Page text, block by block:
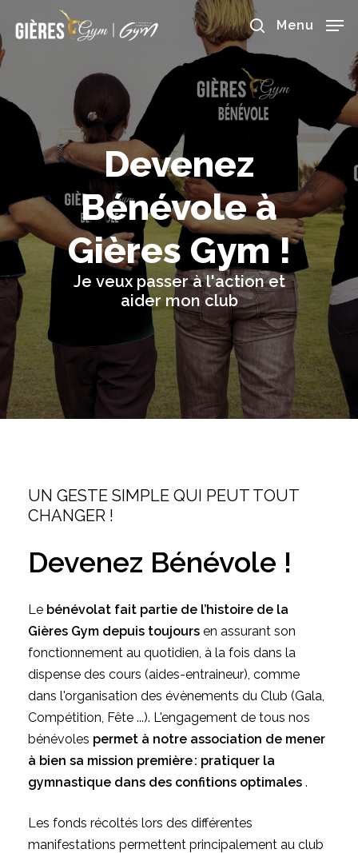
main
content
search
Menu
Devenez
Bénévole à
Gières Gym !
Je veux passer à l'action et
aider mon club
UN GESTE SIMPLE QUI PEUT TOUT
CHANGER !
Devenez Bénévole !
Le bénévolat fait partie de l’histoire de la
Gières Gym depuis toujoursen assurant son
fonctionnement au quotidien, à la fois dans la
dispense des cours (aides-entraineur), comme
dans l'organisation des évènements du Club (Gala,
Compétition, Fête ...). L'engagement de tous nos
bénévoles permet à notre association de mener
à bien sa mission première : pratiquer la
gymnastique dans des confitions optimales .
Les fonds récoltés lors des différentes
manifestations permettent principalement au club